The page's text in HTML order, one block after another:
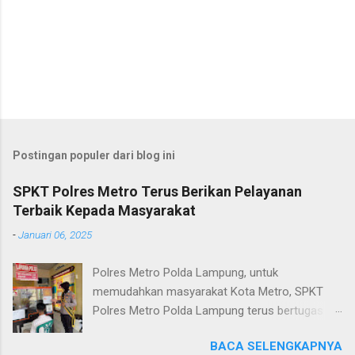
Postingan populer dari blog ini
SPKT Polres Metro Terus Berikan Pelayanan
Terbaik Kepada Masyarakat
-Januari 06, 2025
Polres Metro Polda Lampung, untuk
memudahkan masyarakat Kota Metro, SPKT
Polres Metro Polda Lampung terus bertugas
terkait layanan pengaduan, pelayanan SKCK dan
BACA SELENGKAPNYA